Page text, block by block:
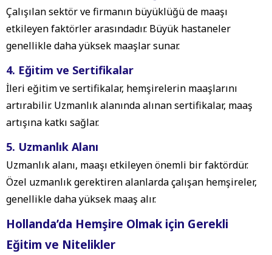
Çalışılan sektör ve firmanın büyüklüğü de maaşı
etkileyen faktörler arasındadır. Büyük hastaneler
genellikle daha yüksek maaşlar sunar.
4. Eğitim ve Sertifikalar
İleri eğitim ve sertifikalar, hemşirelerin maaşlarını
artırabilir. Uzmanlık alanında alınan sertifikalar, maaş
artışına katkı sağlar.
5. Uzmanlık Alanı
Uzmanlık alanı, maaşı etkileyen önemli bir faktördür.
Özel uzmanlık gerektiren alanlarda çalışan hemşireler,
genellikle daha yüksek maaş alır.
Hollanda’da Hemşire Olmak için Gerekli
Eğitim ve Nitelikler